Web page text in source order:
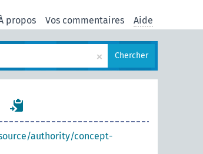
propos Vos commentaires Aide
× Chercher
authority/concept-